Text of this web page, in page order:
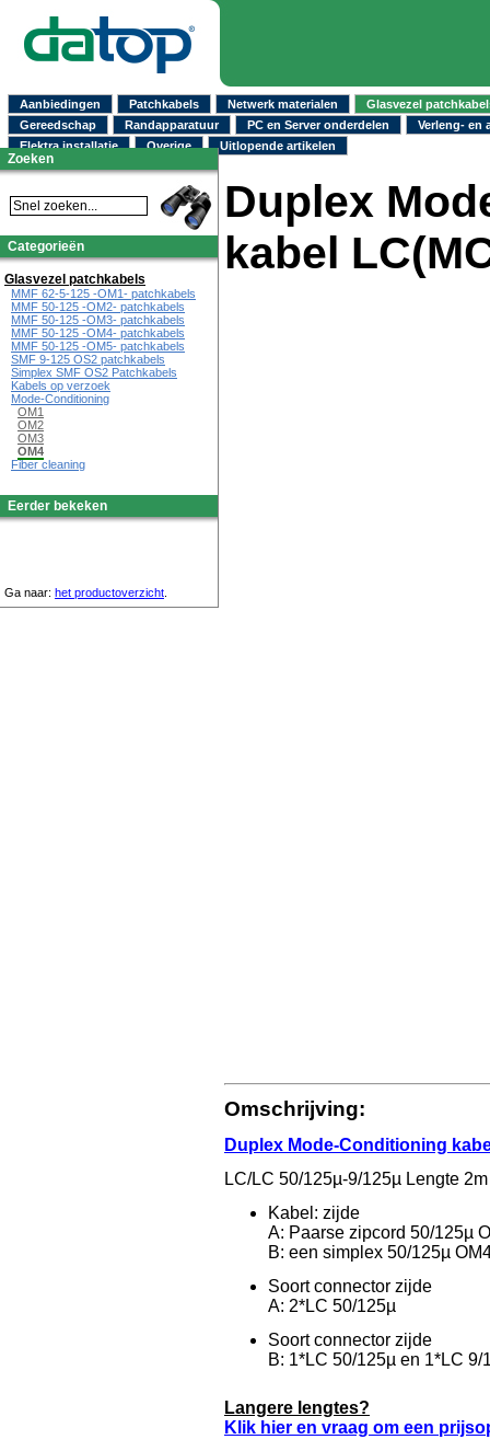
Aanbiedingen Patchkabels Netwerk materialen
Glasvezel
Gereedschap
Randapparatuur PC en Server onderdelen
Verleng- en
Elektra installatie
Overige Uitlopende artikelen
Duplex
kabel
Omschrijving:
Duplex Mode-Conditioning
LC/LC 50/125µ-9/125µ Lengte
Kabel: zijde
A: Paarse zipcord 50/125µ
B: een simplex 50/125µ
Soort connector zijde
A: 2*LC 50/125µ
Soort connector zijde
B: 1*LC 50/125µ en 1*LC 9/
Langere lengtes?
Klik hier en vraag om een
Zoeken
Categorieën
Glasvezel patchkabels
MMF 62-5-125 -OM1- patchkabels
MMF 50-125 -OM2- patchkabels
MMF 50-125 -OM3- patchkabels
MMF 50-125 -OM4- patchkabels
MMF 50-125 -OM5- patchkabels
SMF 9-125 OS2 patchkabels
Simplex SMF OS2 Patchkabels
Kabels op verzoek
Mode-Conditioning
OM1
OM2
OM3
OM4
Fiber cleaning
Eerder bekeken
Ga naar: het productoverzicht